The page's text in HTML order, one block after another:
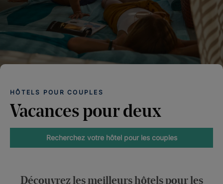
HÔTELS POUR COUPLES
Vacances pour deux
Recherchez votre hôtel pour les couples
Découvrez les meilleurs hôtels pour les